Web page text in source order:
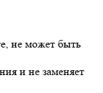
не может быть
и не заменяет